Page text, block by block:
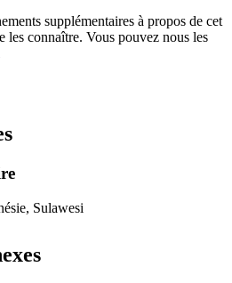
supplémentaires à propos de cet
les connaître. Vous pouvez nous les
Sulawesi